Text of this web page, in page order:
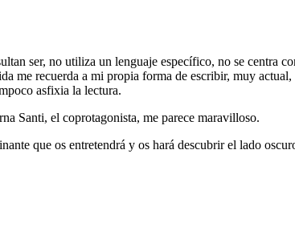
ser, no utiliza un lenguaje específico, no se centra
me recuerda a mi propia forma de escribir, muy
asfixia la lectura.
Santi, el coprotagonista, me parece maravilloso.
que os entretendrá y os hará descubrir el lado